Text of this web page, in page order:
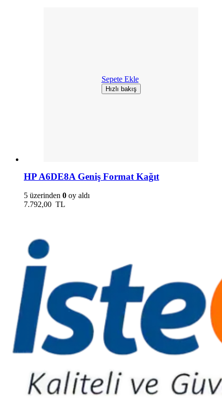
Sepete Ekle
Hızlı bakış
HP A6DE8A Geniş Format Kağıt
5 üzerinden 0 oy aldı
7.792,00 TL